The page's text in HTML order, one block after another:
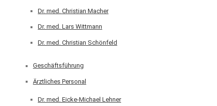
Dr. med. Christian Macher
Dr. med. Lars Wittmann
Dr. med. Christian Schönfeld
Geschäftsführung
Ärztliches Personal
Dr. med. Eicke-Michael Lehner